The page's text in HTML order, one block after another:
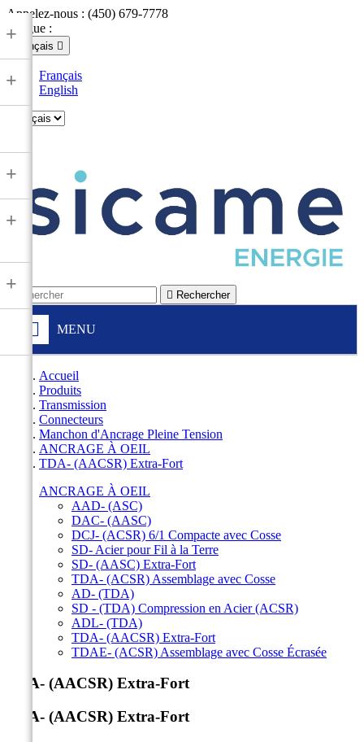
Appelez-nous : (450) 679-7778
Langue :
Français 
Français
English
 Rechercher
MENU
+
+
+
+
+
Accueil
Produits
Transmission
Connecteurs
Manchon d'Ancrage Pleine Tension
ANCRAGE À OEIL
TDA- (AACSR) Extra-Fort
ANCRAGE À OEIL
AAD- (ASC)
DAC- (AASC)
DCJ- (ACSR) 6/1 Compacte avec Cosse
SD- Acier pour Fil à la Terre
SD- (AASC) Extra-Fort
TDA- (ACSR) Assemblage avec Cosse
AD- (TDA)
SD - (TDA) Compression en Acier (ACSR)
ADL- (TDA)
TDA- (AACSR) Extra-Fort
TDAE- (ACSR) Assemblage avec Cosse Écrasée
TDA- (AACSR) Extra-Fort
TDA- (AACSR) Extra-Fort